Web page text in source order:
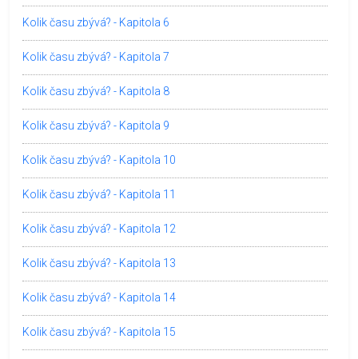
Kolik času zbývá? - Kapitola 6
Kolik času zbývá? - Kapitola 7
Kolik času zbývá? - Kapitola 8
Kolik času zbývá? - Kapitola 9
Kolik času zbývá? - Kapitola 10
Kolik času zbývá? - Kapitola 11
Kolik času zbývá? - Kapitola 12
Kolik času zbývá? - Kapitola 13
Kolik času zbývá? - Kapitola 14
Kolik času zbývá? - Kapitola 15